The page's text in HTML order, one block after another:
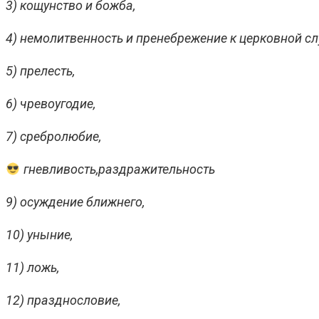
3) кощунство и божба,
4) немолитвенность и пренебрежение к церковной
5) прелесть,
6) чревоугодие,
7) сребролюбие,
гневливость,раздражительность
9) осуждение ближнего,
10) уныние,
11) ложь,
12) празднословие,